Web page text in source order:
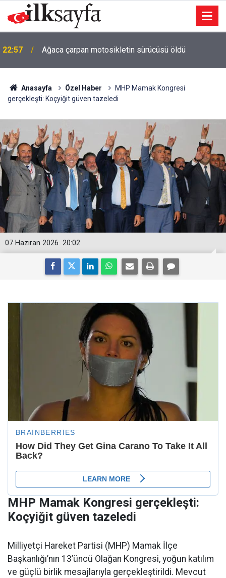
22:57 Ağaca çarpan motosikletin sürücüsü öldü
Anasayfa Özel Haber
MHP Mamak Kongresi
gerçekleşti: Koçyiğit güven tazeledi
20:02
07 Haziran 2026
MHP Mamak Kongresi gerçekleşti:
Koçyiğit güven tazeledi
Milliyetçi Hareket Partisi (MHP) Mamak İlçe
Başkanlığı’nın 13’üncü Olağan Kongresi, yoğun katılım
ve güçlü birlik mesajlarıyla gerçekleştirildi. Mevcut